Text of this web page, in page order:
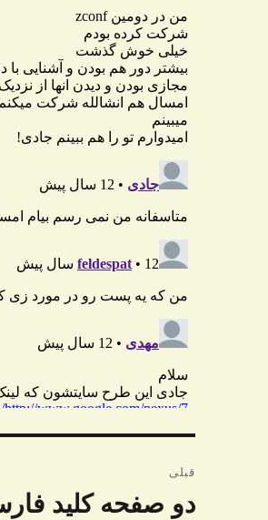
نوشته
قبلی
نوشته
دو صفحه کلید